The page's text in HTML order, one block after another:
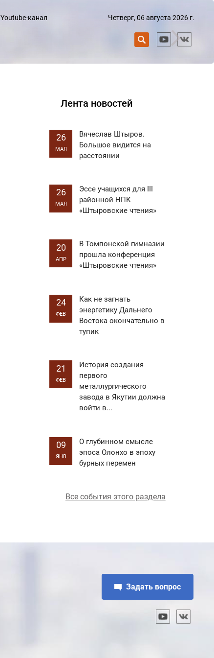
Youtube-канал Четверг, 06 августа 2026 г.
Лента новостей
26
МАЯ
Вячеслав Штыров.
Большое видится на
расстоянии
26
МАЯ
Эссе учащихся для III
районной НПК
«Штыровские чтения»
20
АПР
В Томпонской гимназии
прошла конференция
«Штыровские чтения»
24
ФЕВ
Как не загнать
энергетику Дальнего
Востока окончательно в
тупик
21
ФЕВ
История создания
первого
металлургического
завода в Якутии должна
войти в...
09
ЯНВ
О глубинном смысле
эпоса Олонхо в эпоху
бурных перемен
Все события этого раздела
Задать вопрос